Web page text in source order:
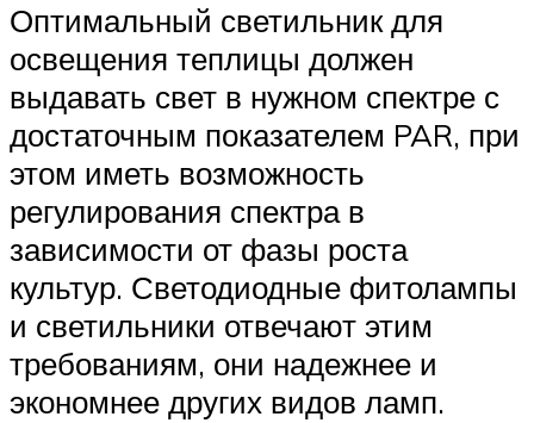
Оптимальный светильник для
освещения теплицы должен
выдавать свет в нужном спектре с
достаточным показателем PAR, при
этом иметь возможность
регулирования спектра в
зависимости от фазы роста
культур. Светодиодные фитолампы
и светильники отвечают этим
требованиям, они надежнее и
экономнее других видов ламп.